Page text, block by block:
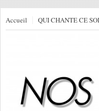
Accueil QUI CHANTE CE